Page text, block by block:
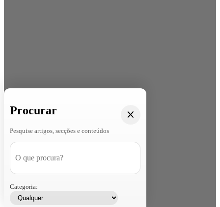
Procurar
Pesquise artigos, secções e conteúdos
Categoria: